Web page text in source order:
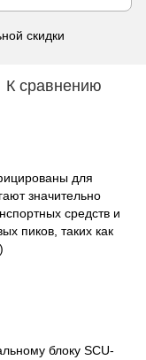
скидки
К сравнению
для
значительно
средств и
пиков, таких как
блоку SCU-